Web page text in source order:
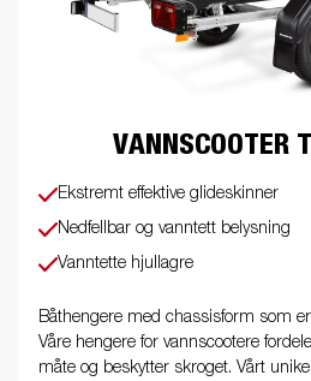
VANNSCOOTER
Ekstremt effektive glideskinner
Nedfellbar og vanntett belysning
Vanntette hjullagre
Båthengere med chassisform som
Våre hengere for vannscootere
måte og beskytter skroget. Vårt